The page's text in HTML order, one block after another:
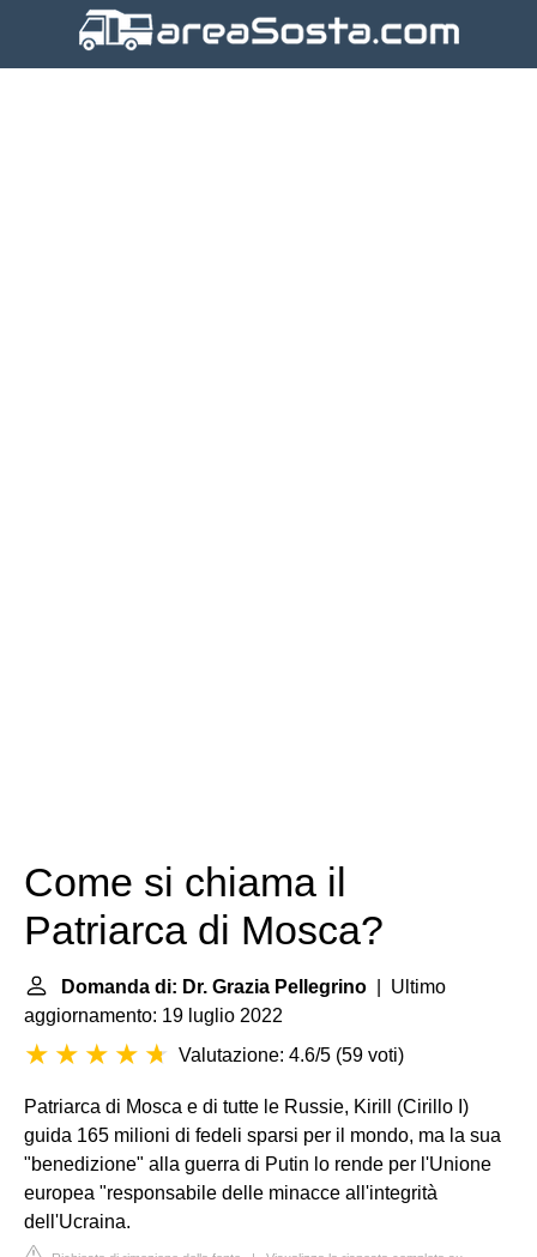
Come si chiama il
Patriarca di Mosca?
Domanda di: Dr. Grazia Pellegrino | Ultimo
aggiornamento: 19 luglio 2022
Valutazione: 4.6/5 (59 voti)
Patriarca di Mosca e di tutte le Russie, Kirill (Cirillo I)
guida 165 milioni di fedeli sparsi per il mondo, ma la sua
"benedizione" alla guerra di Putin lo rende per l'Unione
europea "responsabile delle minacce all'integrità
dell'Ucraina.